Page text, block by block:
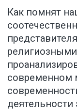
Как помнят
современном
деятельности